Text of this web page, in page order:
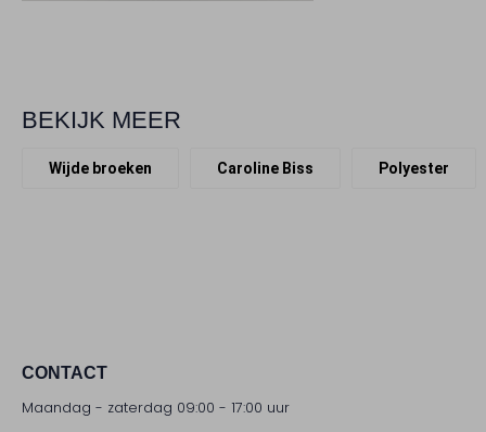
BEKIJK MEER
Wijde broeken Caroline Biss Polyester
CONTACT
Maandag - zaterdag 09:00 - 17:00 uur